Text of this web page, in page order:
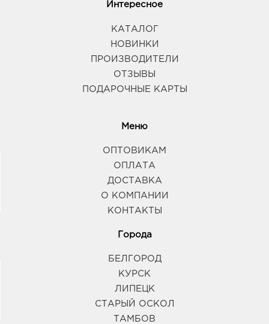
Интересное
КАТАЛОГ
НОВИНКИ
ПРОИЗВОДИТЕЛИ
ОТЗЫВЫ
ПОДАРОЧНЫЕ КАРТЫ
Меню
ОПТОВИКАМ
ОПЛАТА
ДОСТАВКА
О КОМПАНИИ
КОНТАКТЫ
Города
БЕЛГОРОД
КУРСК
ЛИПЕЦК
СТАРЫЙ ОСКОЛ
ТАМБОВ